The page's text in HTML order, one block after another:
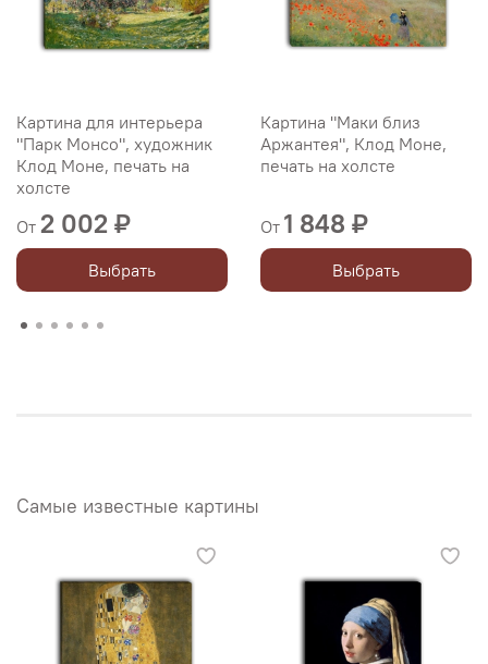
Картина для интерьера
"Парк Монсо", художник
Клод Моне, печать на
холсте
От 2 002 ₽
Выбрать
Картина "Маки близ
Аржантея", Клод Моне,
печать на холсте
От 1 848 ₽
Выбрать
Самые известные картины